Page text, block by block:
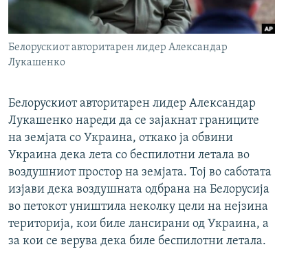
РСЕ веб страници
Белорускиот авторитарен лидер Александар
Лукашенкo
Белорускиот авторитарен лидер Александар
Лукашенкo нареди да се зајакнат границите
на земјата со Украина, откако ја обвини
Украина дека лета со беспилотни летала во
воздушниот простор на земјата. Тој во саботата
изјави дека воздушната одбрана на Белорусија
во петокот уништила неколку цели на нејзина
територија, кои биле лансирани од Украина, а
за кои се верува дека биле беспилотни летала.